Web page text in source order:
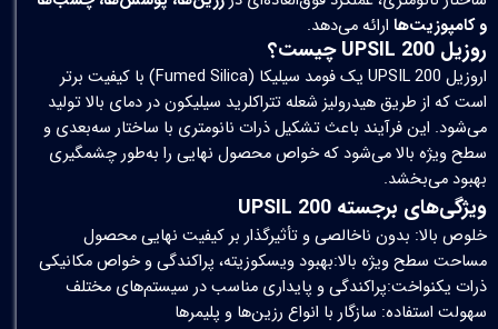
و کامپوزیت‌ها ارائه می‌دهد.
روزیل UPSIL 200 چیست؟
اروزیل UPSIL 200 یک فومد سیلیکا (Fumed Silica) با کیفیت برتر
است که از طریق هیدرولیز شعله تتراکلرید سیلیکون در دمای بالا تولید
می‌شود. این فرآیند باعث تشکیل ذرات نانومتری با ساختار سه‌بعدی و
سطح ویژه بالا می‌شود که خواص محصول نهایی را به‌طور چشمگیری
بهبود می‌بخشد.
ویژگی‌های برجسته UPSIL 200
خلوص بالا: بدون ناخالصی و تأثیرگذار بر کیفیت نهایی محصول
مساحت سطح ویژه بالا:بهبود ویسکوزیته، پراکندگی و خواص مکانیکی
ذرات یکنواخت:پراکندگی و پایداری مناسب در سیستم‌های مختلف
سهولت استفاده: سازگار با انواع رزین‌ها و پلیمرها